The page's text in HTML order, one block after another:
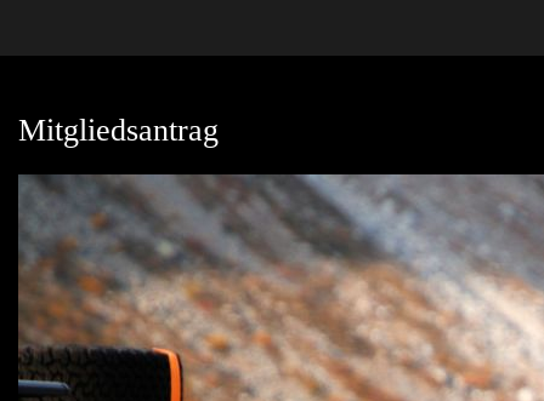
Mitgliedsantrag